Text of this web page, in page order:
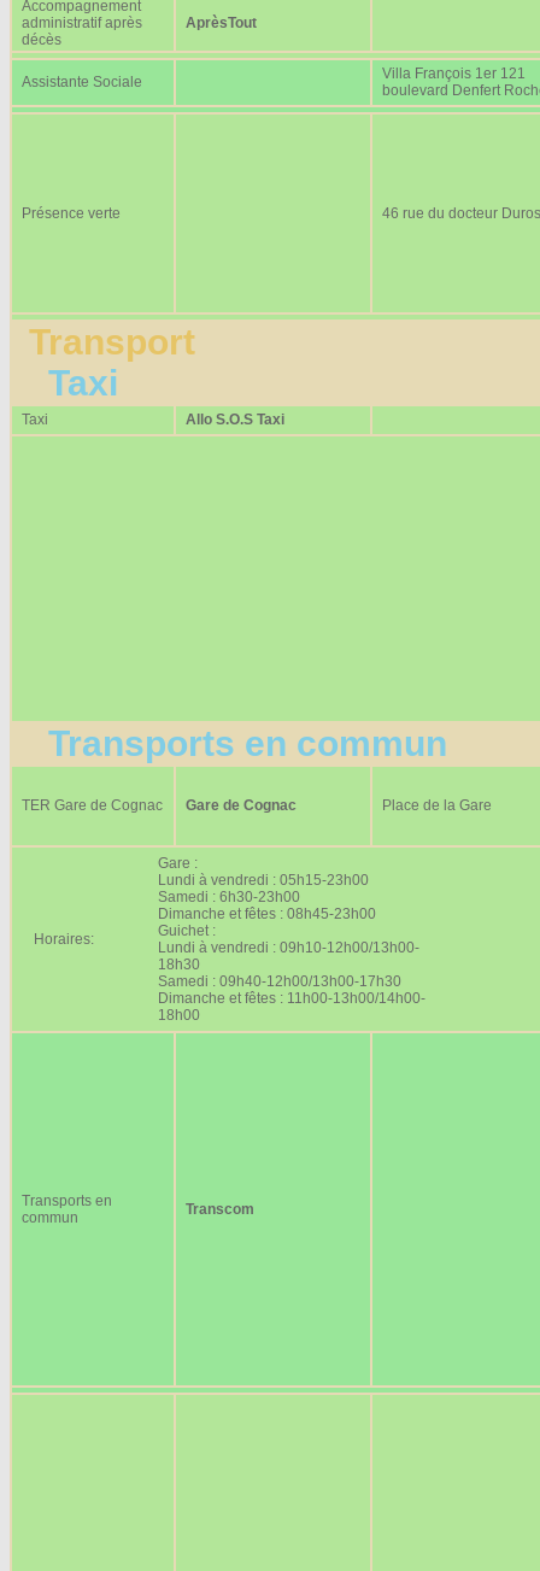
Accompagnement
administratif après
décès
AprèsTout
Assistante Sociale
Villa François 1er 121
boulevard Denfert
Présence verte 46 rue du docteur
Transport
Taxi
Taxi Allo S.O.S Taxi
Transports en commun
TER Gare de Cognac Gare de Cognac Place de la Gare
Horaires:
Gare :
Lundi à vendredi : 05h15-23h00
Samedi : 6h30-23h00
Dimanche et fêtes : 08h45-23h00
Guichet :
Lundi à vendredi : 09h10-12h00/13h00-
18h30
Samedi : 09h40-12h00/13h00-17h30
Dimanche et fêtes : 11h00-13h00/14h00-
18h00
Transports en
commun
Transcom